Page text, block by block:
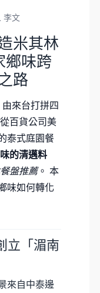
李文
米其林
味跨
路
來台打拼四
百貨公司美
泰式庭園餐
味的清邁料
盤推薦。 本
味如何轉化
立「湄南
來自中泰邊